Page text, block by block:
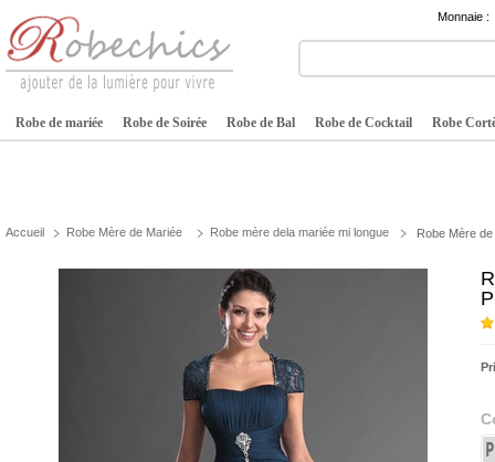
Monnaie :
Robe de mariée Robe de Soirée Robe de Bal Robe de Cocktail Robe
Accueil Robe Mère de Mariée Robe mère dela mariée mi longue Robe Mère